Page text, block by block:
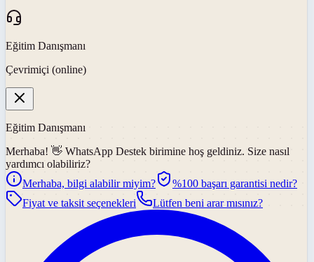
Eğitim Danışmanı
Çevrimiçi (online)
Eğitim Danışmanı
Merhaba! 👋 WhatsApp Destek birimine hoş geldiniz. Size nasıl
yardımcı olabiliriz?
Merhaba, bilgi alabilir miyim?
%100 başarı garantisi nedir?
Fiyat ve taksit seçenekleri
Lütfen beni arar mısınız?